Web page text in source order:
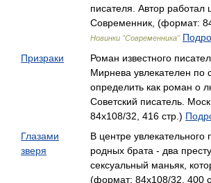
писателя. Автор
Современник, (формат:
Новинки "Современника"
Призраки
Роман известного
Мирнева увлекателен по
определить как роман
Советский писатель.
84x108/32, 416 стр.)
Глазами
зверя
В центре увлекательного
родных брата - два
сексуальный маньяк,
(формат: 84x108/32, 400